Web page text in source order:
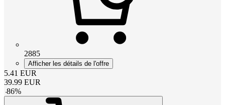
2885
Afficher les détails de l'offre
5.41 EUR
39.99 EUR
-86%